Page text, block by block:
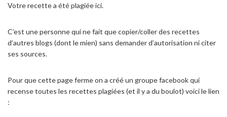
Votre recette a été plagiée ici.
C’est une personne qui ne fait que copier/coller des recettes
d’autres blogs (dont le mien) sans demander d’autorisation ni citer
ses sources.
Pour que cette page ferme on a créé un groupe facebook qui
recense toutes les recettes plagiées (et il y a du boulot) voici le lien
: